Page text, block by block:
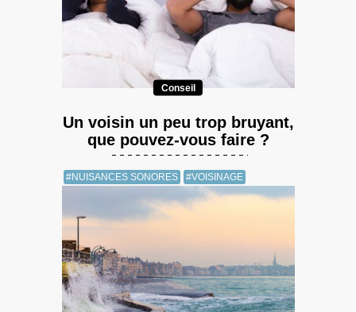
Conseil
Un voisin un peu trop bruyant,
que pouvez-vous faire ?
#NUISANCES SONORES #VOISINAGE